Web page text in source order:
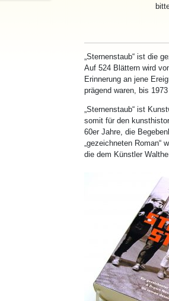
„Sternenstaub“ ist die
Auf 524 Blättern wird
Erinnerung an jene
prägend waren, bis
„Sternenstaub“ ist
somit für den
60er Jahre, die
„gezeichneten Roman“
die dem Künstler